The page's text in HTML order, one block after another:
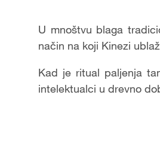
U mnoštvu blaga
način na koji Kinezi
Kad je ritual paljenja
intelektualci u drevno